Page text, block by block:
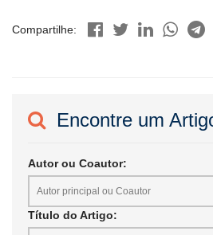
Compartilhe:
Encontre um
Autor ou Coautor:
Título do Artigo: